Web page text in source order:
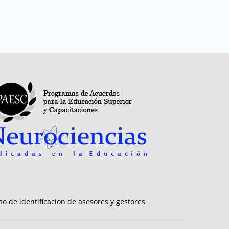
de identificacion de asesores y gestores